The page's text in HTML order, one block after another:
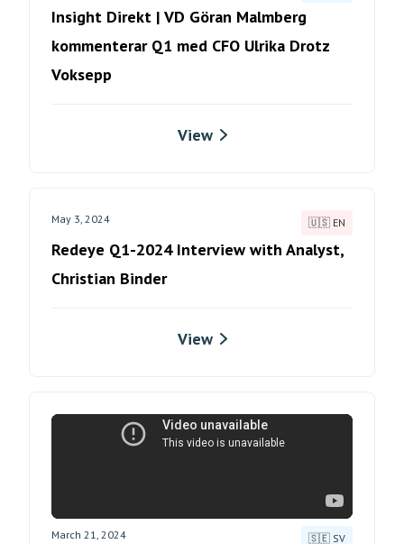
Insight Direkt | VD Göran Malmberg
kommenterar Q1 med CFO Ulrika Drotz
Voksepp
View
May 3, 2024 🇺🇸 EN
Redeye Q1-2024 Interview with Analyst,
Christian Binder
View
March 21, 2024 🇸🇪 SV